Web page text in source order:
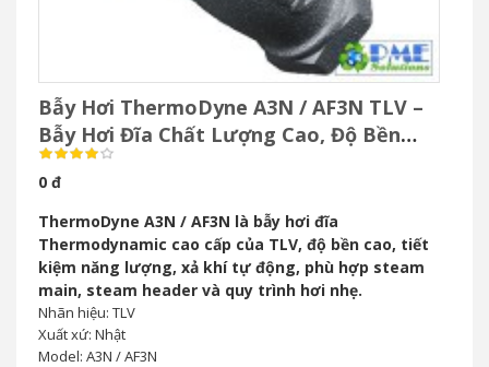
Bẫy Hơi ThermoDyne A3N / AF3N TLV –
Bẫy Hơi Đĩa Chất Lượng Cao, Độ Bền
Vượt Trội
0 đ
ThermoDyne A3N / AF3N là bẫy hơi đĩa
Thermodynamic cao cấp của TLV, độ bền cao, tiết
kiệm năng lượng, xả khí tự động, phù hợp steam
main, steam header và quy trình hơi nhẹ.
Nhãn hiệu: TLV
Xuất xứ: Nhật
Model: A3N / AF3N